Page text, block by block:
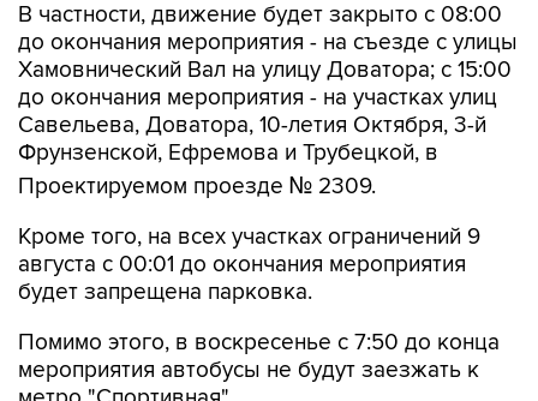
В частности, движение будет закрыто с 08:00
до окончания мероприятия - на съезде с улицы
Хамовнический Вал на улицу Доватора; с 15:00
до окончания мероприятия - на участках улиц
Савельева, Доватора, 10-летия Октября, 3-й
Фрунзенской, Ефремова и Трубецкой, в
Проектируемом проезде № 2309.
Кроме того, на всех участках ограничений 9
августа с 00:01 до окончания мероприятия
будет запрещена парковка.
Помимо этого, в воскресенье с 7:50 до конца
мероприятия автобусы не будут заезжать к